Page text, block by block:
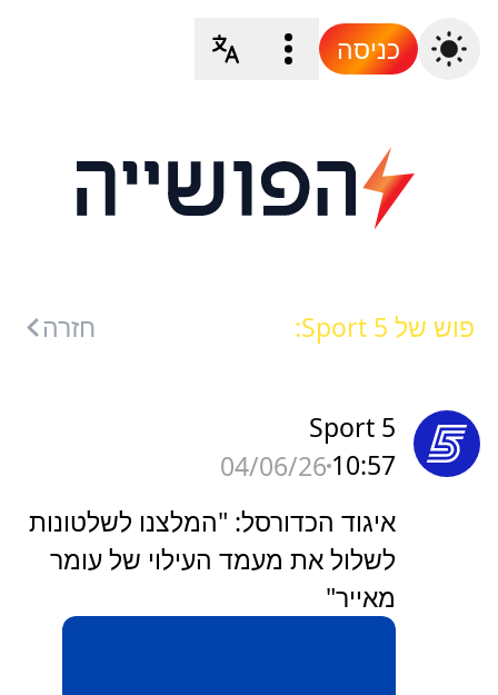
כניסה
פוש של Sport 5: חזרה
Sport 5
10:57
04/06/26
איגוד הכדורסל: "המלצנו לשלטונות
לשלול את מעמד העילוי של עומר
מאייר"